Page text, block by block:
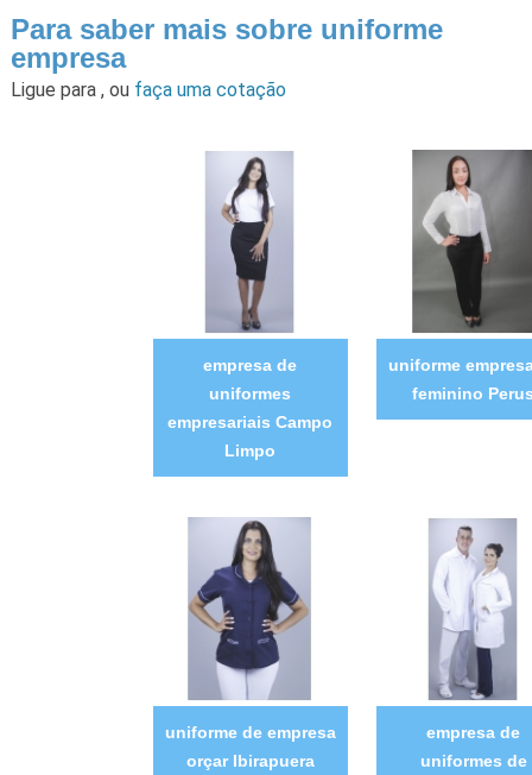
Para saber mais sobre uniforme
empresa
Ligue para , ou faça uma cotação
empresa de
uniformes
empresariais Campo
Limpo
uniforme
feminino
uniforme de empresa
orçar Ibirapuera
empresa de
uniformes de